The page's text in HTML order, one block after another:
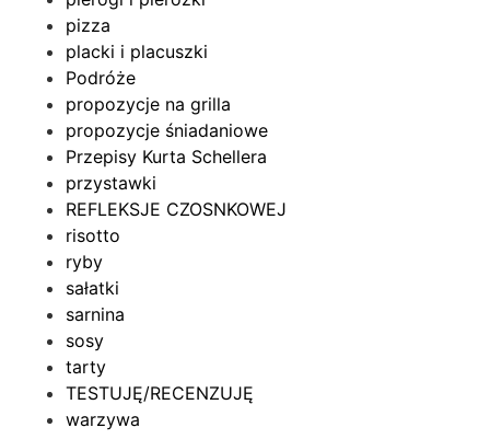
pizza
placki i placuszki
Podróże
propozycje na grilla
propozycje śniadaniowe
Przepisy Kurta Schellera
przystawki
REFLEKSJE CZOSNKOWEJ
risotto
ryby
sałatki
sarnina
sosy
tarty
TESTUJĘ/RECENZUJĘ
warzywa